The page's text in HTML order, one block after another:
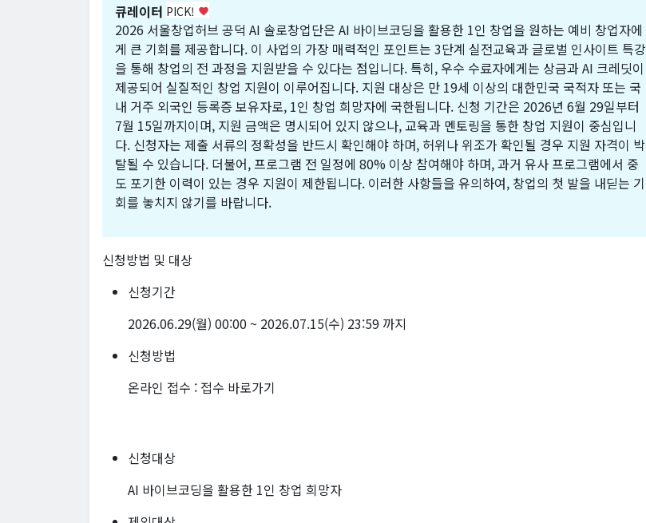
큐레이터 PICK! favorite
2026 서울창업허브 공덕 AI 솔로창업단은 AI 바이브코딩을 활용한 1인 창업을 원하는 예비 창업자에
게 큰 기회를 제공합니다. 이 사업의 가장 매력적인 포인트는 3단계 실전교육과 글로벌 인사이트 특강
을 통해 창업의 전 과정을 지원받을 수 있다는 점입니다. 특히, 우수 수료자에게는 상금과 AI 크레딧이
제공되어 실질적인 창업 지원이 이루어집니다. 지원 대상은 만 19세 이상의 대한민국 국적자 또는 국
내 거주 외국인 등록증 보유자로, 1인 창업 희망자에 국한됩니다. 신청 기간은 2026년 6월 29일부터
7월 15일까지이며, 지원 금액은 명시되어 있지 않으나, 교육과 멘토링을 통한 창업 지원이 중심입니
다. 신청자는 제출 서류의 정확성을 반드시 확인해야 하며, 허위나 위조가 확인될 경우 지원 자격이 박
탈될 수 있습니다. 더불어, 프로그램 전 일정에 80% 이상 참여해야 하며, 과거 유사 프로그램에서 중
도 포기한 이력이 있는 경우 지원이 제한됩니다. 이러한 사항들을 유의하여, 창업의 첫 발을 내딛는 기
회를 놓치지 않기를 바랍니다.
신청방법 및 대상
신청기간
2026.06.29(월) 00:00 ~ 2026.07.15(수) 23:59 까지
신청방법
온라인 접수 : 접수 바로가기
신청대상
AI 바이브코딩을 활용한 1인 창업 희망자